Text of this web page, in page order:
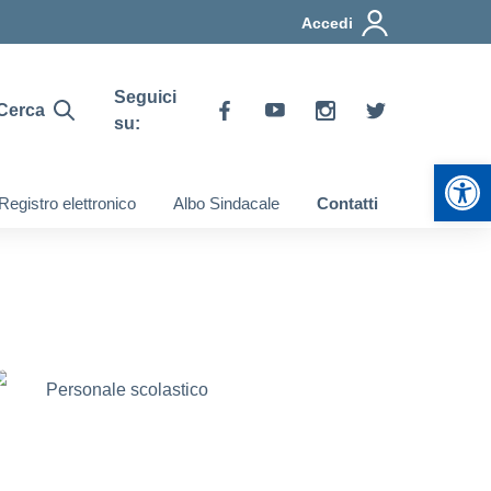
Accedi
Seguici
su:
Registro elettronico Albo Sindacale Contatti
Personale scolastico